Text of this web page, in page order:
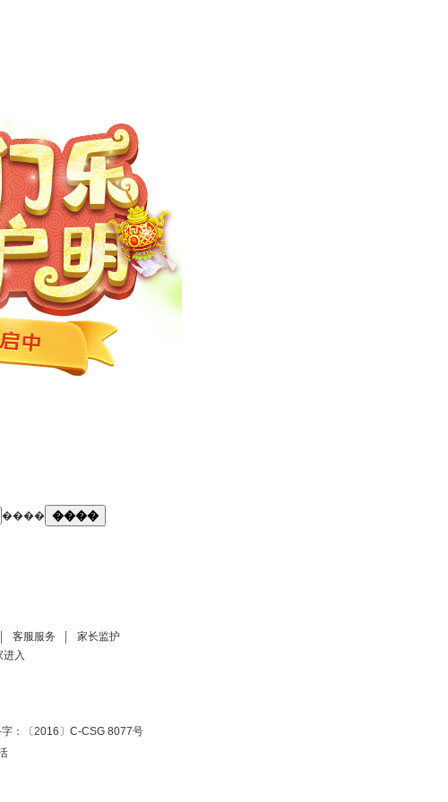
���� ����
客服服务
家长监护
入
：〔2016〕C-CSG 8077号